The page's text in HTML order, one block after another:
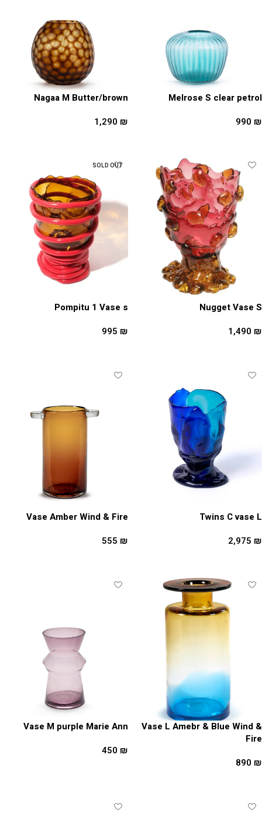
Melrose S clear petrol
990 ₪
Nagaa M Butter/brown
1,290 ₪
Nugget Vase S
1,490 ₪
SOLD OUT
Pompitu 1 Vase s
995 ₪
Twins C vase L
2,975 ₪
Vase Amber Wind & Fire
555 ₪
Vase L Amebr & Blue Wind &
Fire
890 ₪
Vase M purple Marie Ann
450 ₪